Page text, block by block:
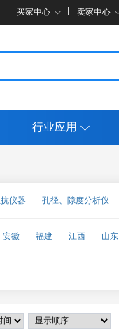
买家中心 卖家中心
行业应用
仪器 孔径、隙度分析仪
安徽 福建 江西 山东